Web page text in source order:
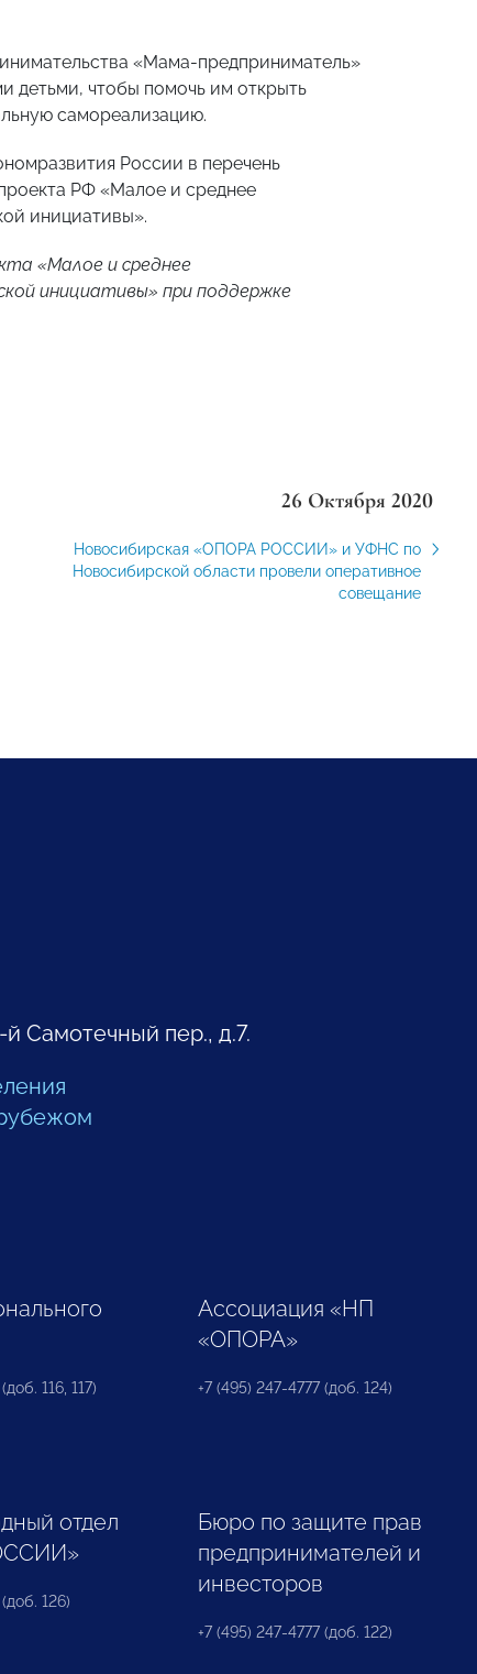
«Мама-предприниматель»
детьми, чтобы помочь им открыть
самореализацию.
России в перечень
РФ «Малое и среднее
инициативы».
«Малое и среднее
инициативы» при поддержке
26 Октября 2020
Новосибирская «ОПОРА РОССИИ» и УФНС по
Новосибирской области провели оперативное
совещание
й Самотечный пер., д.7.
116, 117)
Ассоциация «НП
«ОПОРА»
+7 (495) 247-4777 (доб. 124)
отдел
126)
Бюро по защите прав
предпринимателей и
инвесторов
+7 (495) 247-4777 (доб. 122)